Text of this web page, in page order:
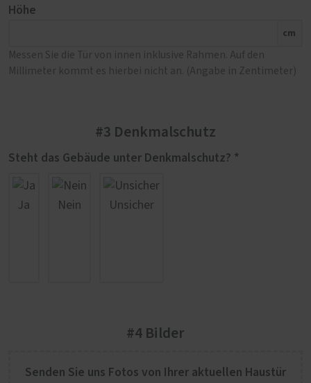
Höhe
cm
Messen Sie die Tür von innen inklusive Rahmen. Auf den
Millimeter kommt es hierbei nicht an. (Angabe in Zentimeter)
#3 Denkmalschutz
Steht das Gebäude unter Denkmalschutz? *
Ja Nein Unsicher
#4 Bilder
Senden Sie uns Fotos von Ihrer aktuellen Haustür